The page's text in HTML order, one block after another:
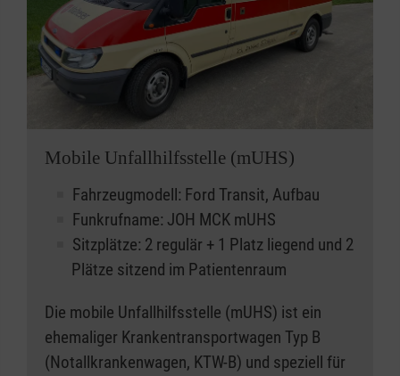
Mobile Unfallhilfsstelle (mUHS)
Fahrzeugmodell: Ford Transit, Aufbau
Funkrufname: JOH MCK mUHS
Sitzplätze: 2 regulär + 1 Platz liegend und 2
Plätze sitzend im Patientenraum
Die mobile Unfallhilfsstelle (mUHS) ist ein
ehemaliger Krankentransportwagen Typ B
(Notallkrankenwagen, KTW-B) und speziell für